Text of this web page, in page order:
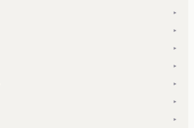
▾
▾
▾
▾
▾
▾
▾